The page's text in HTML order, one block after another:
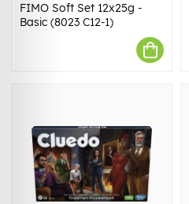
FIMO Soft Set 12x25g -
Basic (8023 C12-1)